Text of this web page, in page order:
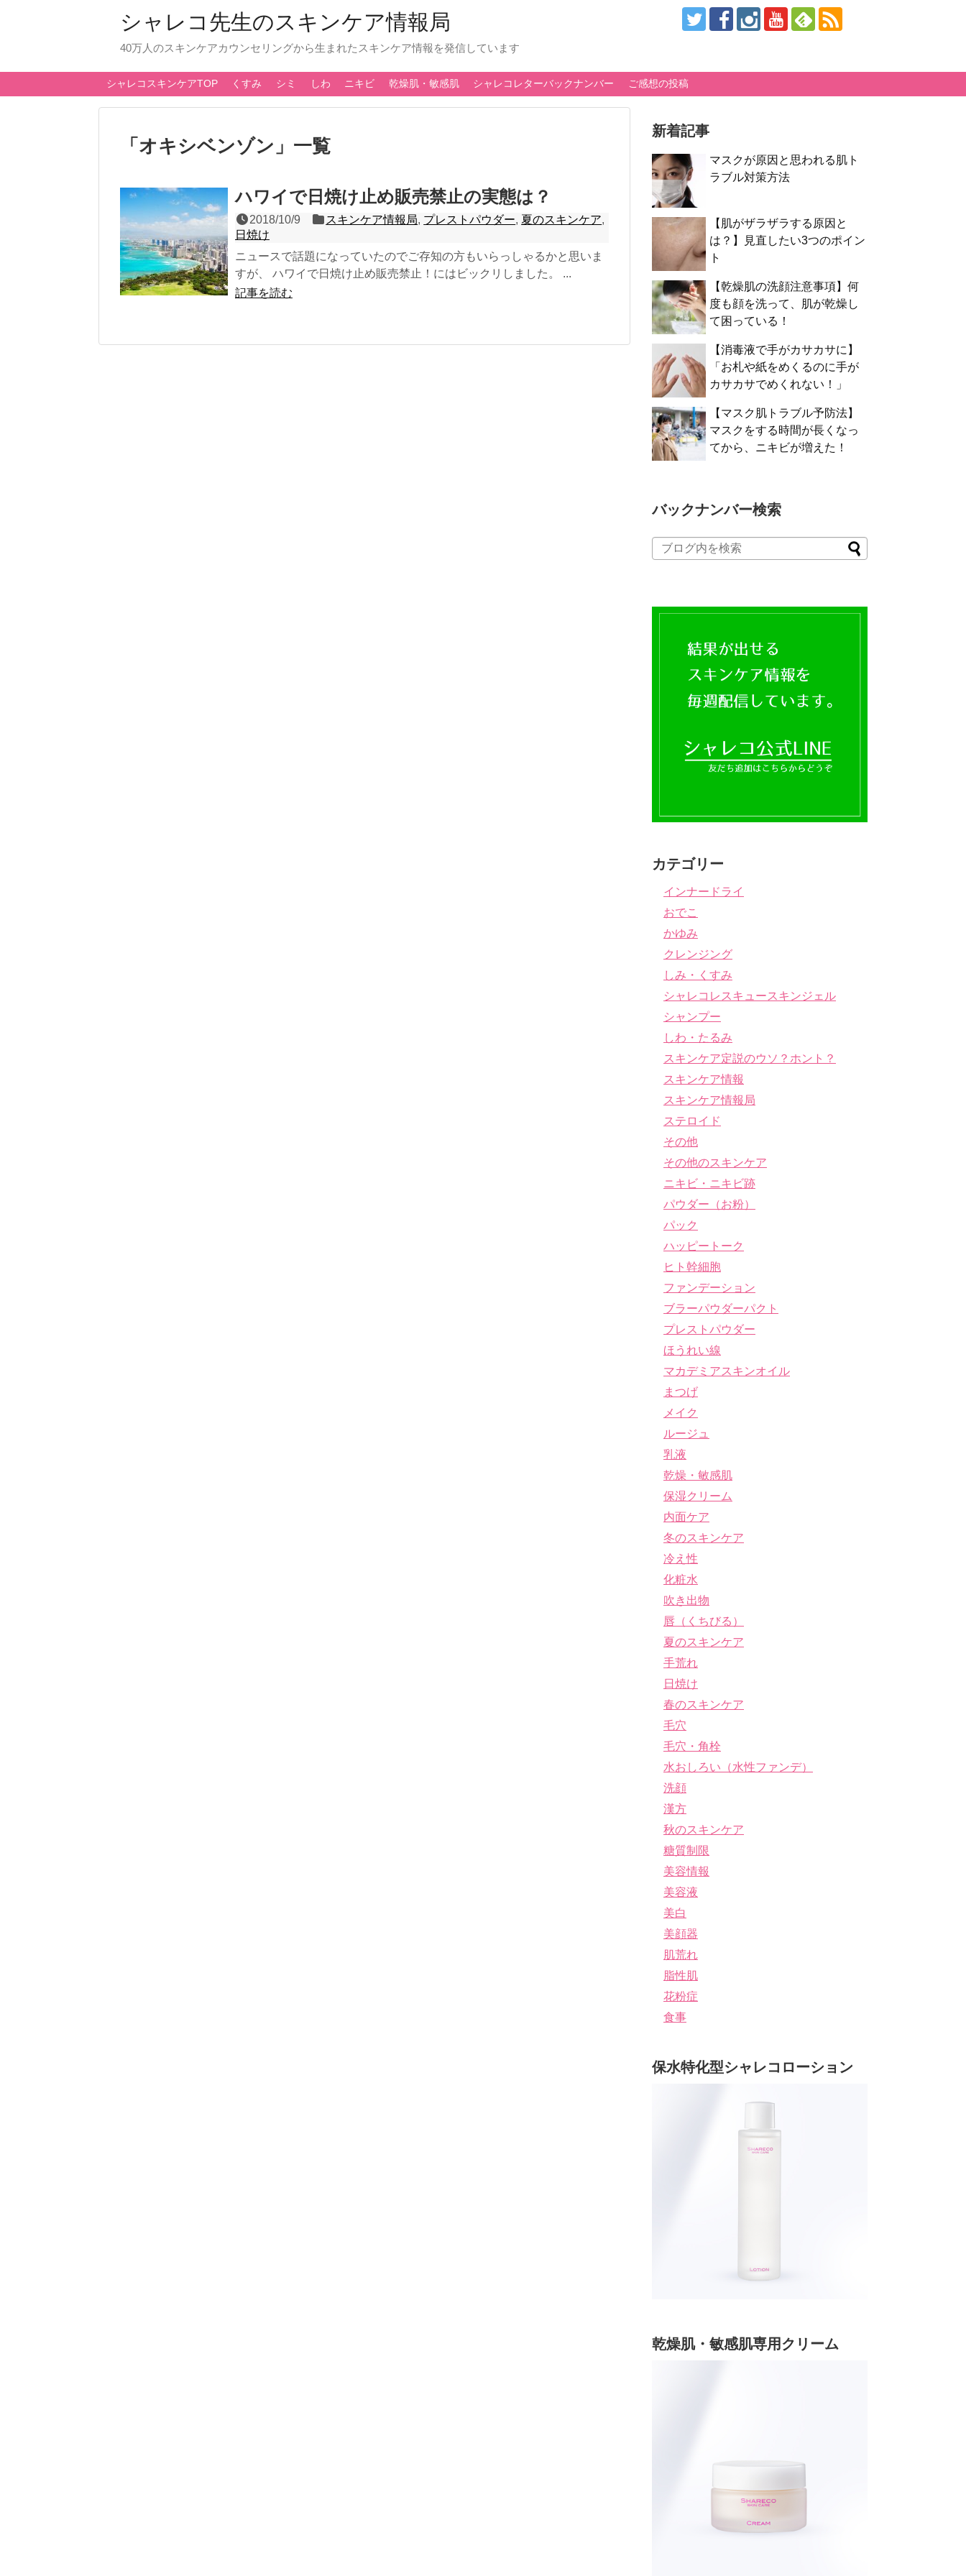
シャレコ先生のスキンケア情報局
40万人のスキンケアカウンセリングから生まれたスキンケア情報を発信しています
シャレコスキンケアTOP くすみ シミ しわ ニキビ 乾燥肌・敏感肌 シャレコレターバックナンバー ご感想の投稿
「 オキシベンゾン 」 一覧
ハワイで日焼け止め販売禁止の実態は？
2018/10/9 スキンケア情報局, プレストパウダー, 夏のスキンケア,
日焼け
ニュースで話題になっていたのでご存知の方もいらっしゃるかと思いま
すが、 ハワイで日焼け止め販売禁止！にはビックリしました。 ...
記事を読む
新着記事
マスクが原因と思われる肌ト
ラブル対策方法
【肌がザラザラする原因と
は？】見直したい3つのポイン
ト
【乾燥肌の洗顔注意事項】何
度も顔を洗って、肌が乾燥し
て困っている！
【消毒液で手がカサカサに】
「お札や紙をめくるのに手が
カサカサでめくれない！」
【マスク肌トラブル予防法】
マスクをする時間が長くなっ
てから、ニキビが増えた！
バックナンバー検索
カテゴリー
インナードライ
おでこ
かゆみ
クレンジング
しみ・くすみ
シャレコレスキュースキンジェル
シャンプー
しわ・たるみ
スキンケア定説のウソ？ホント？
スキンケア情報
スキンケア情報局
ステロイド
その他
その他のスキンケア
ニキビ・ニキビ跡
パウダー（お粉）
パック
ハッピートーク
ヒト幹細胞
ファンデーション
ブラーパウダーパクト
プレストパウダー
ほうれい線
マカデミアスキンオイル
まつげ
メイク
ルージュ
乳液
乾燥・敏感肌
保湿クリーム
内面ケア
冬のスキンケア
冷え性
化粧水
吹き出物
唇（くちびる）
夏のスキンケア
手荒れ
日焼け
春のスキンケア
毛穴
毛穴・角栓
水おしろい（水性ファンデ）
洗顔
漢方
秋のスキンケア
糖質制限
美容情報
美容液
美白
美顔器
肌荒れ
脂性肌
花粉症
食事
保水特化型シャレコローション
乾燥肌・敏感肌専用クリーム